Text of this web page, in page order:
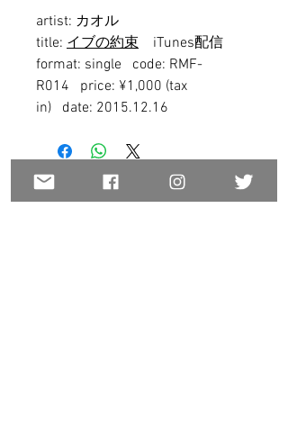
artist: カオル
title: イブの約束 iTunes配信
format: single code: RMF-
R014 price: ¥1,000 (tax
in) date: 2015.12.16